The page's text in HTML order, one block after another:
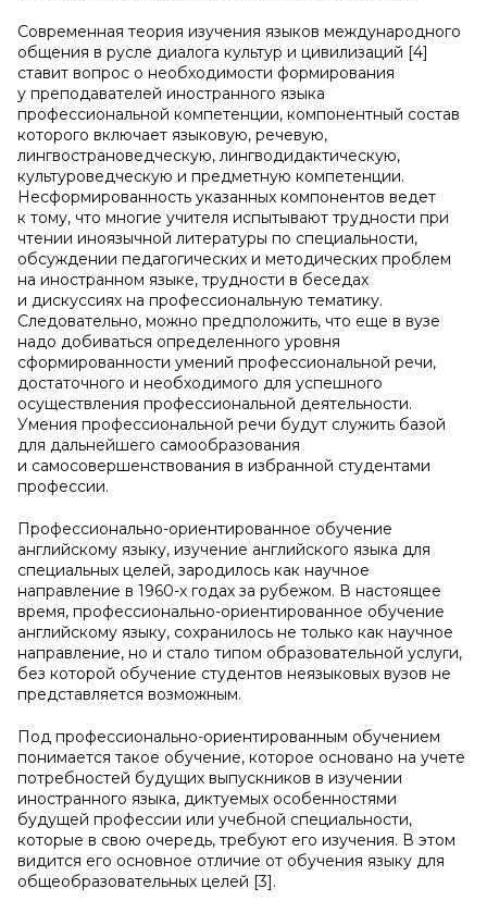
Современная теория изучения языков международного
общения в русле диалога культур и цивилизаций [4]
ставит вопрос о необходимости формирования
у преподавателей иностранного языка
профессиональной компетенции, компонентный состав
которого включает языковую, речевую,
лингвострановедческую, лингводидактическую,
культуроведческую и предметную компетенции.
Несформированность указанных компонентов ведет
к тому, что многие учителя испытывают трудности при
чтении иноязычной литературы по специальности,
обсуждении педагогических и методических проблем
на иностранном языке, трудности в беседах
и дискуссиях на профессиональную тематику.
Следовательно, можно предположить, что еще в вузе
надо добиваться определенного уровня
сформированности умений профессиональной речи,
достаточного и необходимого для успешного
осуществления профессиональной деятельности.
Умения профессиональной речи будут служить базой
для дальнейшего самообразования
и самосовершенствования в избранной студентами
профессии.
Профессионально-ориентированное обучение
английскому языку, изучение английского языка для
специальных целей, зародилось как научное
направление в 1960-х годах за рубежом. В настоящее
время, профессионально-ориентированное обучение
английскому языку, сохранилось не только как научное
направление, но и стало типом образовательной услуги,
без которой обучение студентов неязыковых вузов не
представляется возможным.
Под профессионально-ориентированным обучением
понимается такое обучение, которое основано на учете
потребностей будущих выпускников в изучении
иностранного языка, диктуемых особенностями
будущей профессии или учебной специальности,
которые в свою очередь, требуют его изучения. В этом
видится его основное отличие от обучения языку для
общеобразовательных целей [3].